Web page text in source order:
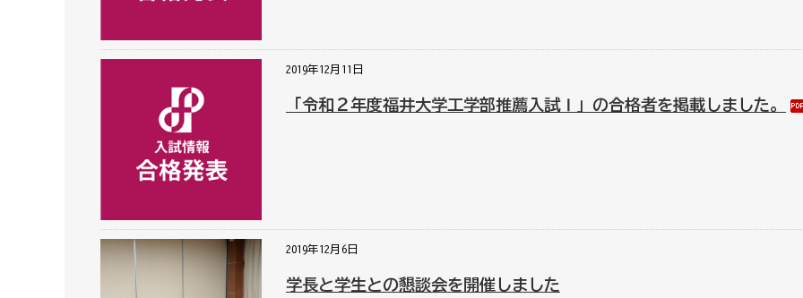
2019年12月11日
「令和２年度福井大学工学部推薦入試Ⅰ」の合格者を掲載しました。
2019年12月6日
学長と学生との懇談会を開催しました